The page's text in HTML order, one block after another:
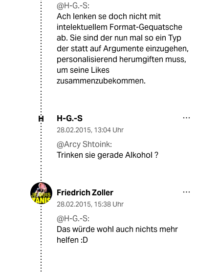
@H-G.-S:
Ach lenken se doch nicht mit
intelektuellem Format-Gequatsche
ab. Sie sind der nun mal so ein Typ
der statt auf Argumente einzugehen,
personalisierend herumgiften muss,
um seine Likes
zusammenzubekommen.
H H-G.-S
28.02.2015, 13:04 Uhr
@Arcy Shtoink:
Trinken sie gerade Alkohol ?
Friedrich Zoller
28.02.2015, 15:38 Uhr
@H-G.-S:
Das würde wohl auch nichts mehr
helfen :D